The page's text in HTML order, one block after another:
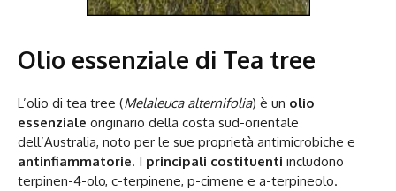
Olio essenziale di Tea tree
L’olio di tea tree (Melaleuca alternifolia) è un olio
essenziale originario della costa sud-orientale
dell’Australia, noto per le sue proprietà antimicrobiche e
antinfiammatorie. I principali costituenti includono
terpinen-4-olo, c-terpinene, p-cimene e a-terpineolo.